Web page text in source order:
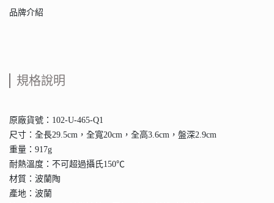
品牌介紹
規格說明
原廠貨號：102-U-465-Q1
尺寸：全長29.5cm，全寬20cm，全高3.6cm，盤深2.9cm
重量：917g
耐熱溫度：不可超過攝氏150℃
材質：波蘭陶
產地：波蘭